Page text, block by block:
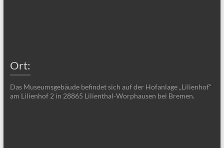
Ort:
Das Museumsgebäude befindet sich auf der Hofanlage „Lilienhof“
am Lilienhof 2 in 28865 Lilienthal-Worphausen bei Bremen.